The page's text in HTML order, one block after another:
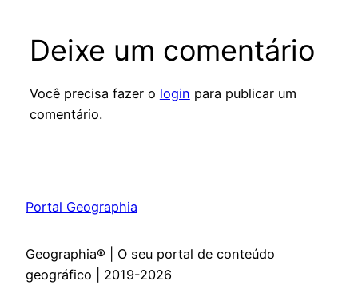
Deixe um comentário
Você precisa fazer o login para publicar um
comentário.
Portal Geographia
Geographia® | O seu portal de conteúdo
geográfico | 2019-2026